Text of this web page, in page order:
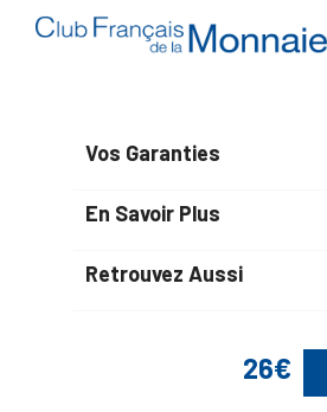
26€
Vos Garanties
En Savoir Plus
Retrouvez Aussi
Suivez-Nous